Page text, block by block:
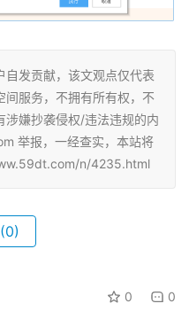
自发贡献，该文观点仅代表
间服务，不拥有所有权，不
涉嫌抄袭侵权/违法违规的内
举报，一经查实，本站将
n/4235.html
(0)
0 0